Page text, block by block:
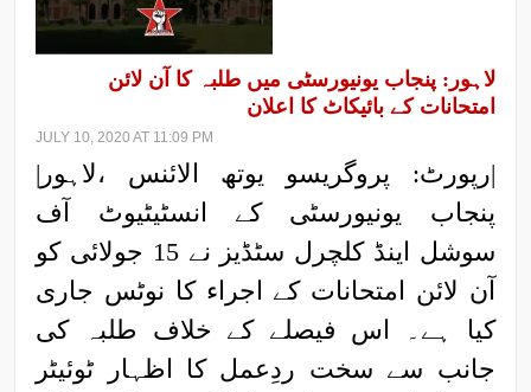
لاہور: پنجاب یونیورسٹی میں طلبہ کا آن لائن
امتحانات کے بائیکاٹ کا اعلان
JULY 10, 2020 AT 11:09 PM
|رپورٹ: پروگریسو یوتھ الائنس ،لاہور|
پنجاب یونیورسٹی کے انسٹیٹیوٹ آف
سوشل اینڈ کلچرل سٹڈیز نے 15 جولائی کو
آن لائن امتحانات کے اجراء کا نوٹس جاری
کیا ہے۔ اس فیصلے کے خلاف طلبہ کی
جانب سے سخت ردِعمل کا اظہار ٹوئیٹر